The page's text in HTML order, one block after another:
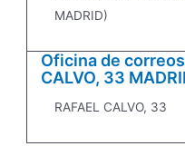
MADRID)
Oficina de
CALVO, 33
RAFAEL CALVO, 33